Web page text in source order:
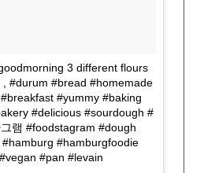
3 different flours
#durum #bread #homemade
#yummy #baking
#delicious #sourdough #
램 #foodstagram #dough
#hamburgfoodie
#pan #levain